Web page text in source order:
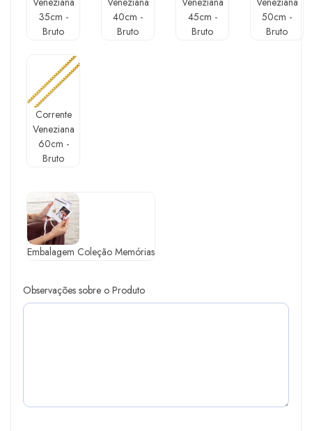
35cm -
Bruto
40cm -
Bruto
45cm -
Bruto
50cm -
Bruto
Corrente
Veneziana
60cm -
Bruto
Embalagem Coleção Memórias
Observações sobre o Produto